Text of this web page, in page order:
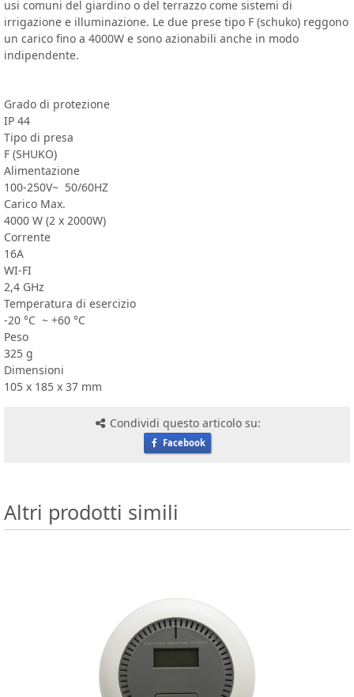
usi comuni del giardino o del terrazzo come sistemi di
irrigazione e illuminazione. Le due prese tipo F (schuko) reggono
un carico fino a 4000W e sono azionabili anche in modo
indipendente.
Grado di protezione
IP 44
Tipo di presa
F (SHUKO)
Alimentazione
100-250V~ 50/60HZ
Carico Max.
4000 W (2 x 2000W)
Corrente
16A
WI-FI
2,4 GHz
Temperatura di esercizio
-20 °C ~ +60 °C
Peso
325 g
Dimensioni
105 x 185 x 37 mm
Condividi questo articolo su:
Facebook
Altri prodotti simili